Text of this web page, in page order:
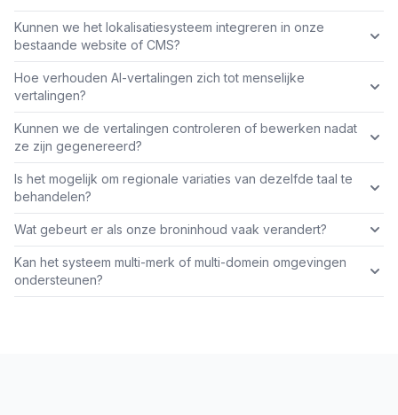
Kunnen we het lokalisatiesysteem integreren in onze
bestaande website of CMS?
Hoe verhouden AI-vertalingen zich tot menselijke
vertalingen?
Kunnen we de vertalingen controleren of bewerken nadat
ze zijn gegenereerd?
Is het mogelijk om regionale variaties van dezelfde taal te
behandelen?
Wat gebeurt er als onze broninhoud vaak verandert?
Kan het systeem multi-merk of multi-domein omgevingen
ondersteunen?